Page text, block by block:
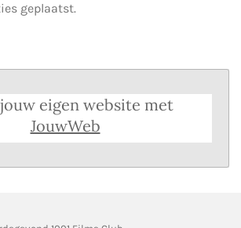
geplaatst.
eigen website met
JouwWeb